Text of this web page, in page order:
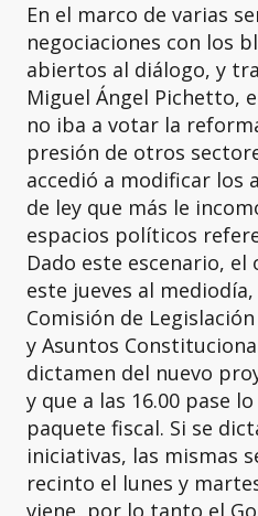
En el marco de varias
negociaciones con los
abiertos al diálogo, y
Miguel Ángel Pichetto,
no iba a votar la
presión de otros
accedió a modificar los
de ley que más le
espacios políticos
Dado este escenario,
este jueves al
Comisión de
y Asuntos
dictamen del nuevo
y que a las 16.00 pase
paquete fiscal. Si se
iniciativas, las mismas
recinto el lunes y
viene, por lo tanto el